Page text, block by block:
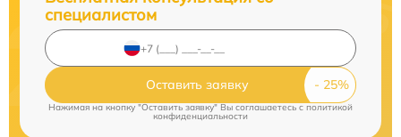
специалистом
Оставить заявку
Нажимая на кнопку "Оставить заявку" Вы соглашаетесь cполитикой
конфиденциальности